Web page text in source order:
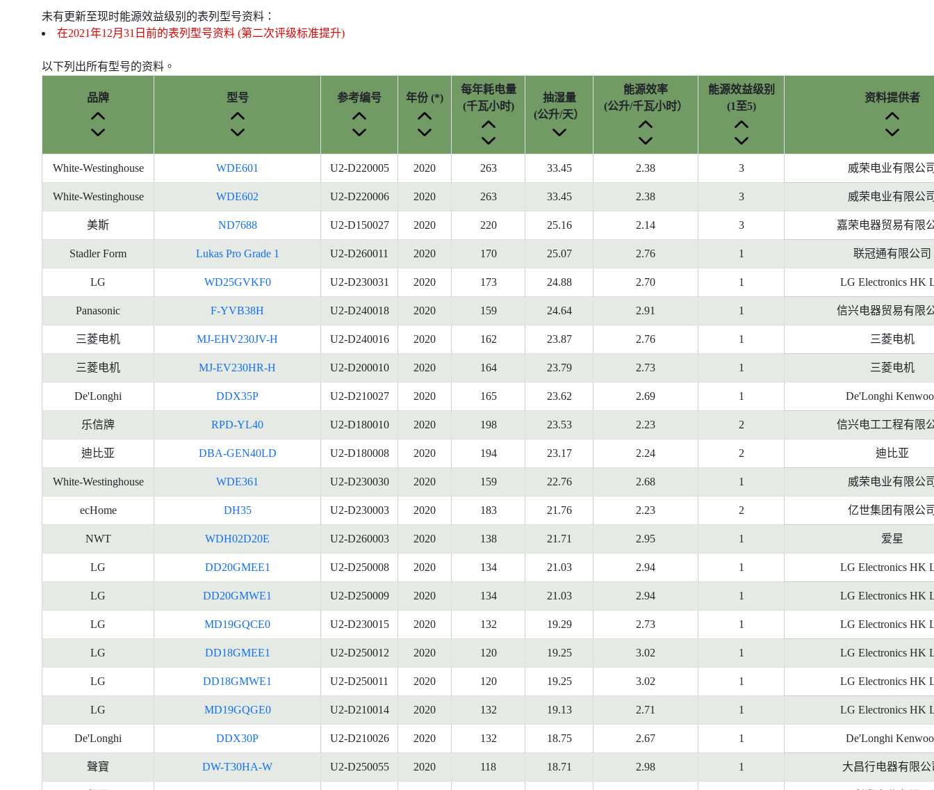
未有更新至现时能源效益级别的表列型号资料：
在2021年12月31日前的表列型号资料 (第二次评级标准提升)
以下列出所有型号的资料。
品牌 型号 参考编号 年份 (*)
每年耗电量
(千瓦小时)
抽湿量
(公升/天）
能源效率
(公升/千瓦小时）
能源效益级别
(1至5)
资料提供者
White-Westinghouse WDE601 U2-D220005 2020 263 33.45 2.38 3 威荣电业有限公
White-Westinghouse WDE602 U2-D220006 2020 263 33.45 2.38 3 威荣电业有限公
美斯 ND7688 U2-D150027 2020 220 25.16 2.14 3 嘉荣电器贸易有限
Stadler Form Lukas Pro Grade 1 U2-D260011 2020 170 25.07 2.76 1 联冠通有限公司
LG WD25GVKF0 U2-D230031 2020 173 24.88 2.70 1 LG Electronics HK
Panasonic F-YVB38H U2-D240018 2020 159 24.64 2.91 1 信兴电器贸易有限
三菱电机 MJ-EHV230JV-H U2-D240016 2020 162 23.87 2.76 1 三菱电机
三菱电机 MJ-EV230HR-H U2-D200010 2020 164 23.79 2.73 1 三菱电机
De'Longhi DDX35P U2-D210027 2020 165 23.62 2.69 1 De'Longhi
乐信牌 RPD-YL40 U2-D180010 2020 198 23.53 2.23 2 信兴电工工程有限
迪比亚 DBA-GEN40LD U2-D180008 2020 194 23.17 2.24 2 迪比亚
White-Westinghouse WDE361 U2-D230030 2020 159 22.76 2.68 1 威荣电业有限公
ecHome DH35 U2-D230003 2020 183 21.76 2.23 2 亿世集团有限公
NWT WDH02D20E U2-D260003 2020 138 21.71 2.95 1 爱星
LG DD20GMEE1 U2-D250008 2020 134 21.03 2.94 1 LG Electronics HK
LG DD20GMWE1 U2-D250009 2020 134 21.03 2.94 1 LG Electronics HK
LG MD19GQCE0 U2-D230015 2020 132 19.29 2.73 1 LG Electronics HK
LG DD18GMEE1 U2-D250012 2020 120 19.25 3.02 1 LG Electronics HK
LG DD18GMWE1 U2-D250011 2020 120 19.25 3.02 1 LG Electronics HK
LG MD19GQGE0 U2-D210014 2020 132 19.13 2.71 1 LG Electronics HK
De'Longhi DDX30P U2-D210026 2020 132 18.75 2.67 1 De'Longhi
聲寶 DW-T30HA-W U2-D250055 2020 118 18.71 2.98 1 大昌行电器有限公